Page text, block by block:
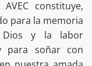
constituye,
para la memoria
Dios y la labor
para soñar con